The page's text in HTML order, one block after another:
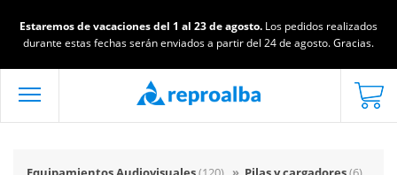
Estaremos de vacaciones del 1 al 23 de agosto. Los pedidos realizados
durante estas fechas serán enviados a partir del 24 de agosto. Gracias.